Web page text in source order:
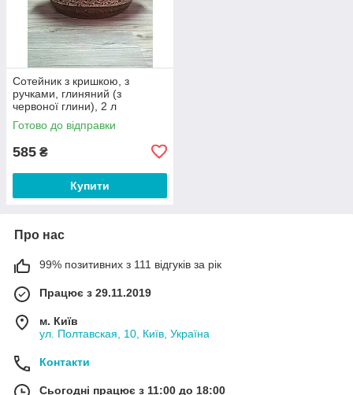
Сотейник з кришкою, з
ручками, глиняний (з
червоної глини), 2 л
Готово до відправки
585 ₴
Купити
Про нас
99% позитивних з 111 відгуків за рік
Працює з 29.11.2019
м. Київ
ул. Полтавская, 10, Київ, Україна
Контакти
Сьогодні працює з 11:00 до 18:00